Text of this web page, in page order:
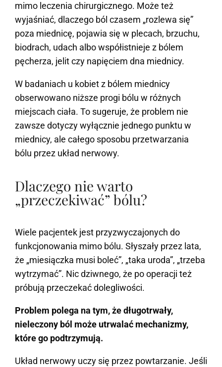
mimo leczenia chirurgicznego. Może też
wyjaśniać, dlaczego ból czasem „rozlewa się”
poza miednicę, pojawia się w plecach, brzuchu,
biodrach, udach albo współistnieje z bólem
pęcherza, jelit czy napięciem dna miednicy.
W badaniach u kobiet z bólem miednicy
obserwowano niższe progi bólu w różnych
miejscach ciała. To sugeruje, że problem nie
zawsze dotyczy wyłącznie jednego punktu w
miednicy, ale całego sposobu przetwarzania
bólu przez układ nerwowy.
Dlaczego nie warto
„przeczekiwać” bólu?
Wiele pacjentek jest przyzwyczajonych do
funkcjonowania mimo bólu. Słyszały przez lata,
że „miesiączka musi boleć”, „taka uroda”, „trzeba
wytrzymać”. Nic dziwnego, że po operacji też
próbują przeczekać dolegliwości.
Problem polega na tym, że długotrwały,
nieleczony ból może utrwalać mechanizmy,
które go podtrzymują.
Układ nerwowy uczy się przez powtarzanie. Jeśli